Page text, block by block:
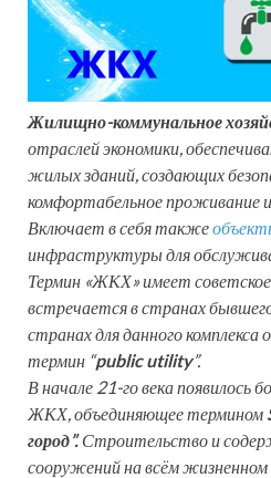
Жилищно-коммунальное
отраслей экономики,
жилых зданий, создающих
комфортабельное проживание
Включает в себя также
инфраструктуры для
Термин «ЖКХ» имеет
встречается в странах
странах для данного комплекса
термин “public utility”.
В начале 21-го века появилось
ЖКХ, объединяющее термином
город”.Строительство и
сооружений на всём жизненном